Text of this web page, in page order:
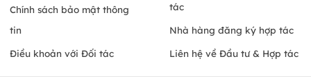
Chính sách bảo mật thông
tin
Điều khoản với Đối tác
tác
Nhà hàng đăng ký hợp tác
Liên hệ về Đầu tư & Hợp tác